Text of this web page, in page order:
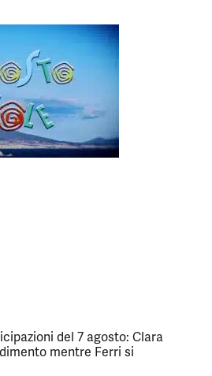
del 7 agosto: Clara
mentre Ferri si